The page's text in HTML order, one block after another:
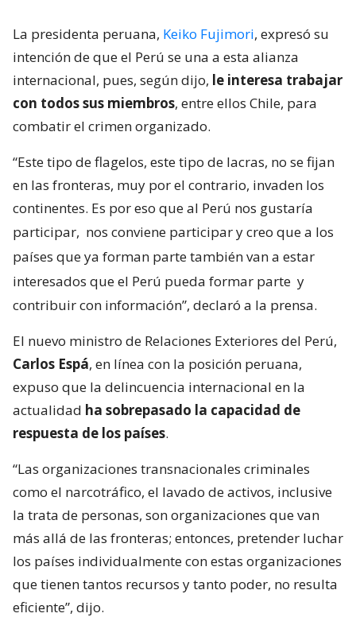
La presidenta peruana, Keiko Fujimori, expresó su
intención de que el Perú se una a esta alianza
internacional, pues, según dijo, le interesa trabajar
con todos sus miembros, entre ellos Chile, para
combatir el crimen organizado.
“Este tipo de flagelos, este tipo de lacras, no se fijan
en las fronteras, muy por el contrario, invaden los
continentes. Es por eso que al Perú nos gustaría
participar, nos conviene participar y creo que a los
países que ya forman parte también van a estar
interesados que el Perú pueda formar parte y
contribuir con información”, declaró a la prensa.
El nuevo ministro de Relaciones Exteriores del Perú,
Carlos Espá, en línea con la posición peruana,
expuso que la delincuencia internacional en la
actualidad ha sobrepasado la capacidad de
respuesta de los países.
“Las organizaciones transnacionales criminales
como el narcotráfico, el lavado de activos, inclusive
la trata de personas, son organizaciones que van
más allá de las fronteras; entonces, pretender luchar
los países individualmente con estas organizaciones
que tienen tantos recursos y tanto poder, no resulta
eficiente”, dijo.